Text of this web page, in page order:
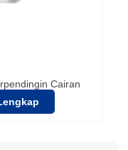
Cairan